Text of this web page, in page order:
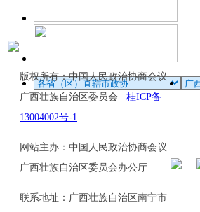
版权所有：中国人民政治协商会议
广西壮族自治区委员会 桂ICP备
13004002号-1
网站主办：中国人民政治协商会议
广西壮族自治区委员会办公厅
联系地址：广西壮族自治区南宁市